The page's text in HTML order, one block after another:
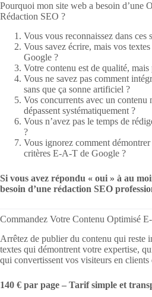
Pourquoi mon site web a besoin d’une
Rédaction SEO ?
Vous vous reconnaissez dans ces
Vous savez écrire, mais vos
Google ?
Votre contenu est de qualité,
Vous ne savez pas comment
sans que ça sonne artificiel ?
Vos concurrents avec un
dépassent systématiquement ?
Vous n’avez pas le temps de
?
Vous ignorez comment
critères E-A-T de Google ?
Si vous avez répondu « oui » à au
besoin d’une rédaction SEO
Commandez Votre Contenu Optimisé
Arrêtez de publier du contenu qui reste
textes qui démontrent votre expertise,
qui convertissent vos visiteurs en clients
140 € par page – Tarif simple et